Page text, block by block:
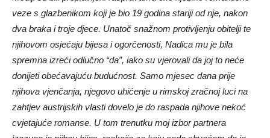
veze s glazbenikom koji je bio 19 godina stariji od nje, nakon
dva braka i troje djece. Unatoč snažnom protivljenju obitelji te
njihovom osjećaju bijesa i ogorčenosti, Nadica mu je bila
spremna izreći odlučno “da”, iako su vjerovali da joj to neće
donijeti obećavajuću budućnost. Samo mjesec dana prije
njihova vjenčanja, njegovo uhićenje u rimskoj zračnoj luci na
zahtjev austrijskih vlasti dovelo je do raspada njihove nekoć
cvjetajuće romanse. U tom trenutku moj izbor partnera